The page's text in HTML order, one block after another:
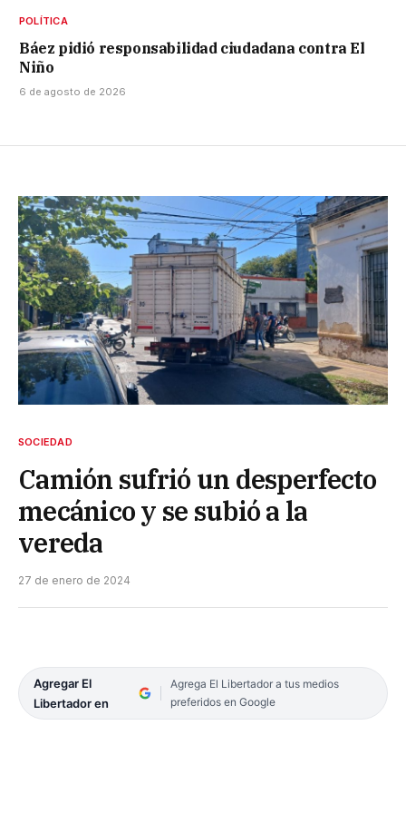
POLÍTICA
Báez pidió responsabilidad ciudadana contra El
Niño
6 de agosto de 2026
SOCIEDAD
Camión sufrió un desperfecto
mecánico y se subió a la
vereda
27 de enero de 2024
Agregar El
Libertador en
Agrega El Libertador a tus medios
preferidos en Google